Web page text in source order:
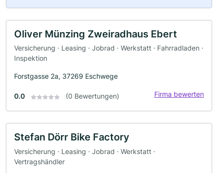
Oliver Münzing Zweiradhaus Ebert
Versicherung · Leasing · Jobrad · Werkstatt · Fahrradladen ·
Inspektion
Forstgasse 2a, 37269 Eschwege
0.0 (0 Bewertungen) Firma bewerten
Stefan Dörr Bike Factory
Versicherung · Leasing · Jobrad · Werkstatt ·
Vertragshändler